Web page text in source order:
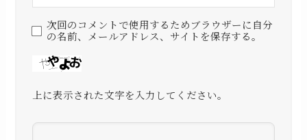
次回のコメントで使用するためブラウザーに自分
の名前、メールアドレス、サイトを保存する。
上に表示された文字を入力してください。